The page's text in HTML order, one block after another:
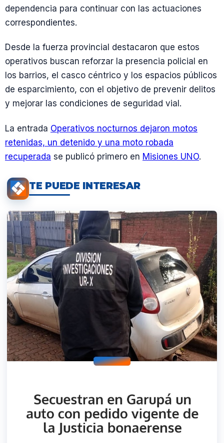
dependencia para continuar con las actuaciones
correspondientes.
Desde la fuerza provincial destacaron que estos
operativos buscan reforzar la presencia policial en
los barrios, el casco céntrico y los espacios públicos
de esparcimiento, con el objetivo de prevenir delitos
y mejorar las condiciones de seguridad vial.
La entrada Operativos nocturnos dejaron motos
retenidas, un detenido y una moto robada
recuperada se publicó primero en Misiones UNO.
TE PUEDE INTERESAR